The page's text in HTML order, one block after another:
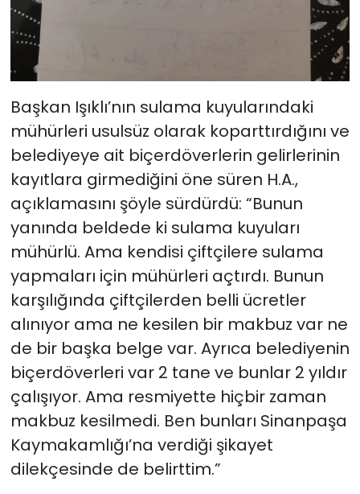
Başkan Işıklı’nın sulama kuyularındaki
mühürleri usulsüz olarak koparttırdığını ve
belediyeye ait biçerdöverlerin gelirlerinin
kayıtlara girmediğini öne süren H.A.,
açıklamasını şöyle sürdürdü: “Bunun
yanında beldede ki sulama kuyuları
mühürlü. Ama kendisi çiftçilere sulama
yapmaları için mühürleri açtırdı. Bunun
karşılığında çiftçilerden belli ücretler
alınıyor ama ne kesilen bir makbuz var ne
de bir başka belge var. Ayrıca belediyenin
biçerdöverleri var 2 tane ve bunlar 2 yıldır
çalışıyor. Ama resmiyette hiçbir zaman
makbuz kesilmedi. Ben bunları Sinanpaşa
Kaymakamlığı’na verdiği şikayet
dilekçesinde de belirttim.”